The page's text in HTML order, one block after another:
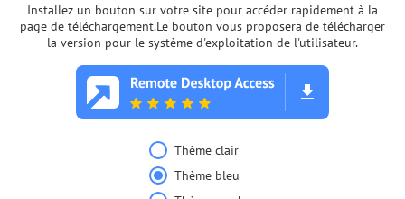
Installez un bouton sur votre site pour accéder rapidement à la
page de téléchargement.Le bouton vous proposera de télécharger
la version pour le système d'exploitation de l'utilisateur.
Thème clair
Thème bleu